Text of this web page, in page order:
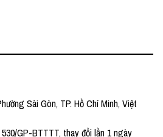
Sài Gòn, TP. Hồ Chí Minh, Việt
GP-BTTTT, thay đổi lần 1 ngày